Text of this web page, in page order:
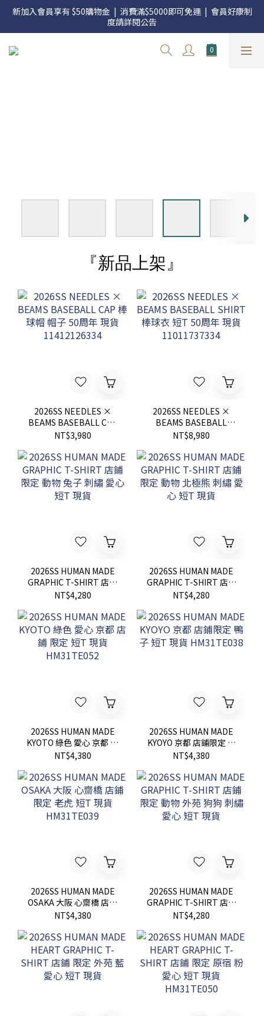
官網三週年 8月滿額送購物金 - 滿 $2000 送 $60 / 滿 $4000 送 $300
/ 滿 $10000 送 $1500
新加入會員享有 $50購物金  |  消費滿$5000即可免運  |  會員好康制
度請詳閱公告
官網三週年 8月滿額送購物金 - 滿 $2000 送 $60 / 滿 $4000 送 $300
/ 滿 $10000 送 $1500
『新品上架』
2026SS NEEDLES ×
BEAMS BASEBALL CAP
棒球帽 帽子 50周年 現貨
11412126334
NT$3,980
2026SS NEEDLES ×
BEAMS BASEBALL
SHIRT 棒球衣 短T 50周
年 現貨 11011737334
NT$8,980
2026SS HUMAN MADE
GRAPHIC T-SHIRT 店鋪
限定 動物 兔子 刺繡 愛心
NT$4,280
2026SS HUMAN MADE
GRAPHIC T-SHIRT 店鋪
限定 動物 北極熊 刺繡 愛
NT$4,280
2026SS HUMAN MADE
KYOTO 綠色 愛心 京都 店
鋪 限定 短T 現貨
HM31TE052
NT$4,380
2026SS HUMAN MADE
KYOYO 京都 店鋪限定 鴨
子 短T 現貨 HM31TE038
NT$4,380
2026SS HUMAN MADE
OSAKA 大阪 心齋橋 店鋪
限定 老虎 短T 現貨
NT$4,380
2026SS HUMAN MADE
GRAPHIC T-SHIRT 店鋪
限定 動物 外苑 狗狗 刺繡
NT$4,280